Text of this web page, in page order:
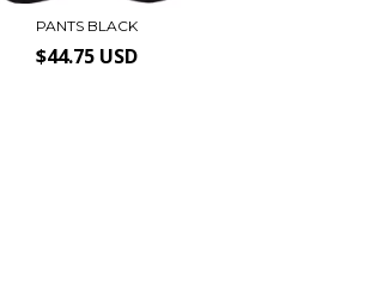
PANTS BLACK
$44.75 USD